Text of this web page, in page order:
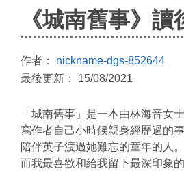
《城南舊事》讀
作者： nickname-dgs-852644
最後更新： 15/08/2021
「城南舊事」是一本由林海音女
寫作者自己小時候親身經歷過的
陪伴英子渡過她難忘的童年的人
而我最喜歡和給我留下最深印象